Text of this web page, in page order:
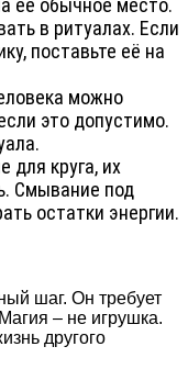
её обычное место.
в ритуалах. Если
поставьте её на
можно
это допустимо.
для круга, их
Смывание под
остатки энергии.
шаг. Он требует
– не игрушка.
другого